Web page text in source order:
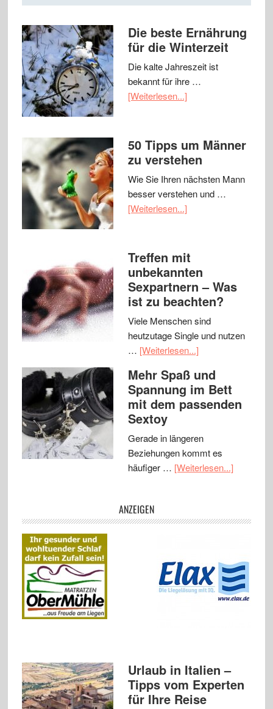
Die beste Ernährung
für die Winterzeit
Die kalte Jahreszeit ist
bekannt für ihre …
[Weiterlesen...]
50 Tipps um Männer
zu verstehen
Wie Sie Ihren nächsten Mann
besser verstehen und …
[Weiterlesen...]
Treffen mit
unbekannten
Sexpartnern – Was
ist zu beachten?
Viele Menschen sind
heutzutage Single und nutzen
… [Weiterlesen...]
Mehr Spaß und
Spannung im Bett
mit dem passenden
Sextoy
Gerade in längeren
Beziehungen kommt es
häufiger … [Weiterlesen...]
ANZEIGEN
Urlaub in Italien –
Tipps vom Experten
für Ihre Reise